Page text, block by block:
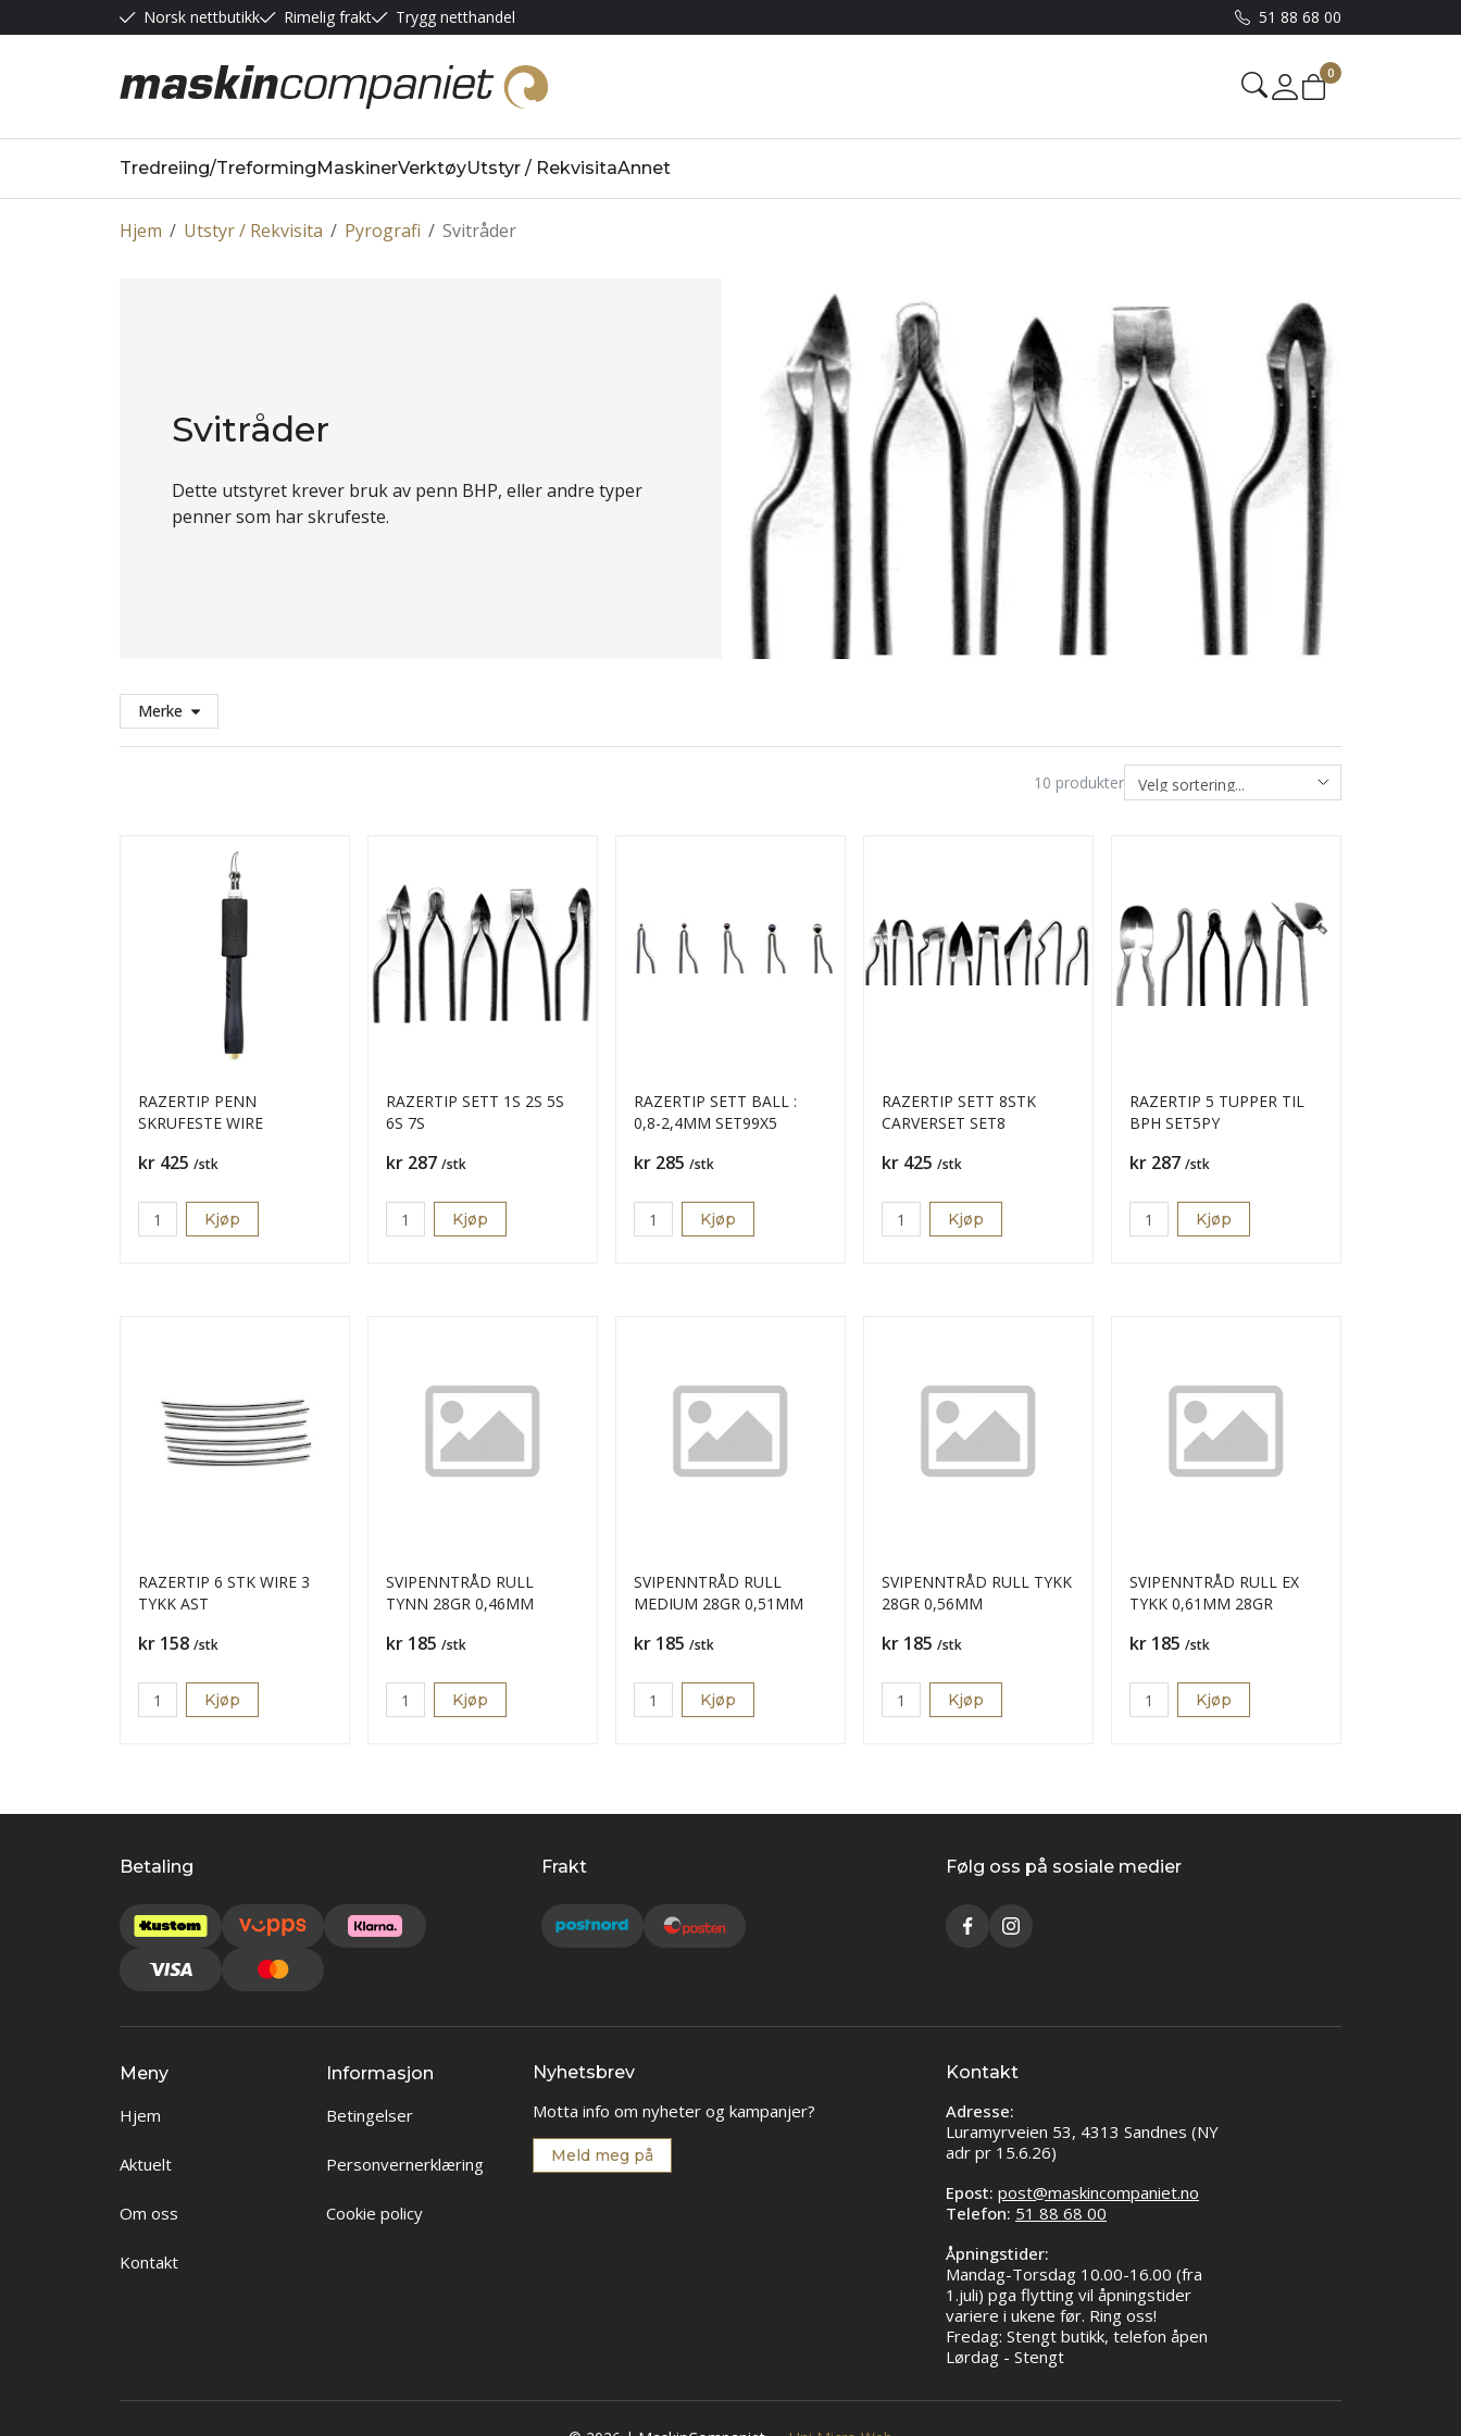
Norsk nettbutikk Rimelig frakt Trygg netthandel 51 88 68 00
Mine sider
0
Tredreiing/TreformingMaskinerVerktøyUtstyr / RekvisitaAnnet
/
Hjem /
Utstyr / Rekvisita /
Pyrografi Svitråder
Svitråder
Dette utstyret krever bruk av penn BHP, eller andre typer
penner som har skrufeste.
Merke
10 produkter
RAZERTIP PENN
SKRUFESTE WIRE
Pris
kr 425 /stk
Kjøp
RAZERTIP SETT 1S 2S 5S
6S 7S
Pris
kr 287 /stk
Kjøp
RAZERTIP SETT BALL :
0,8-2,4MM SET99X5
Pris
kr 285 /stk
Kjøp
RAZERTIP SETT 8STK
CARVERSET SET8
Pris
kr 425 /stk
Kjøp
RAZERTIP 5 TUPPER TIL
BPH SET5PY
Pris
kr 287 /stk
Kjøp
RAZERTIP 6 STK WIRE 3
TYKK AST
Pris
kr 158 /stk
Kjøp
SVIPENNTRÅD RULL
TYNN 28GR 0,46MM
Pris
kr 185 /stk
Kjøp
SVIPENNTRÅD RULL
MEDIUM 28GR 0,51MM
Pris
kr 185 /stk
Kjøp
SVIPENNTRÅD RULL TYKK
28GR 0,56MM
Pris
kr 185 /stk
Kjøp
SVIPENNTRÅD RULL EX
TYKK 0,61MM 28GR
Pris
kr 185 /stk
Kjøp
Betaling Frakt Følg oss på sosiale medier
Meny
Hjem
Aktuelt
Om oss
Kontakt
Informasjon
Betingelser
Personvernerklæring
Cookie policy
Nyhetsbrev
Motta info om nyheter og kampanjer?
Meld meg på
Kontakt
Adresse:
Luramyrveien 53, 4313 Sandnes (NY
adr pr 15.6.26)
Epost: post@maskincompaniet.no
Telefon: 51 88 68 00
Åpningstider:
Mandag-Torsdag 10.00-16.00 (fra
1.juli) pga flytting vil åpningstider
variere i ukene før. Ring oss!
Fredag: Stengt butikk, telefon åpen
Lørdag - Stengt